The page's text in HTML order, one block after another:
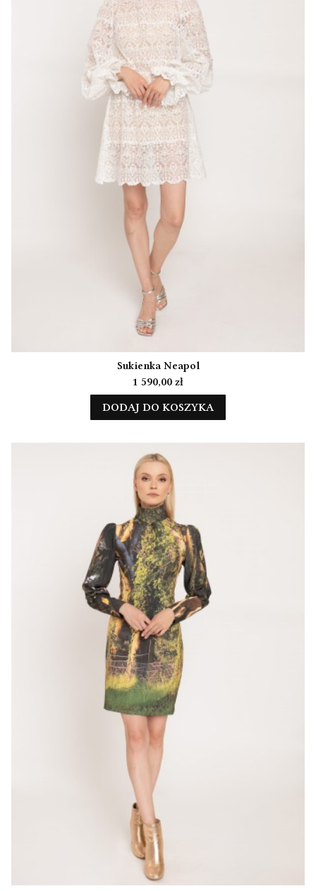
Sukienka Neapol
Cena
1 590,00 zł
DODAJ DO KOSZYKA